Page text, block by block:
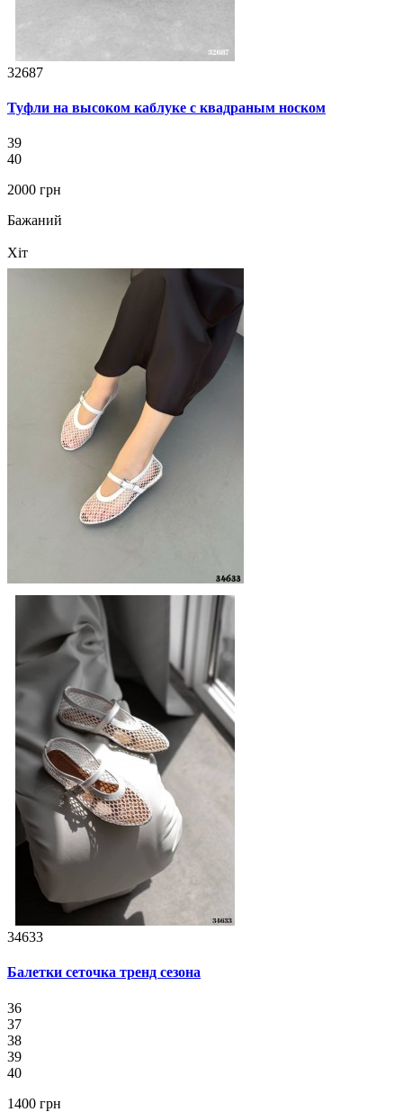
32687
Туфли на высоком каблуке с квадраным носком
39
40
2000 грн
Бажаний
Хіт
34633
Балетки сеточка тренд сезона
36
37
38
39
40
1400 грн